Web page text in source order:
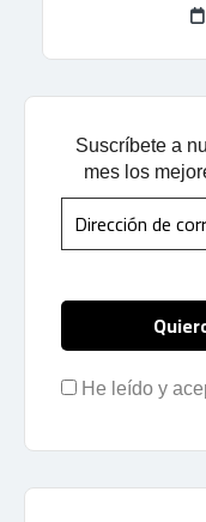
Suscríbete a
mes los
He leído y